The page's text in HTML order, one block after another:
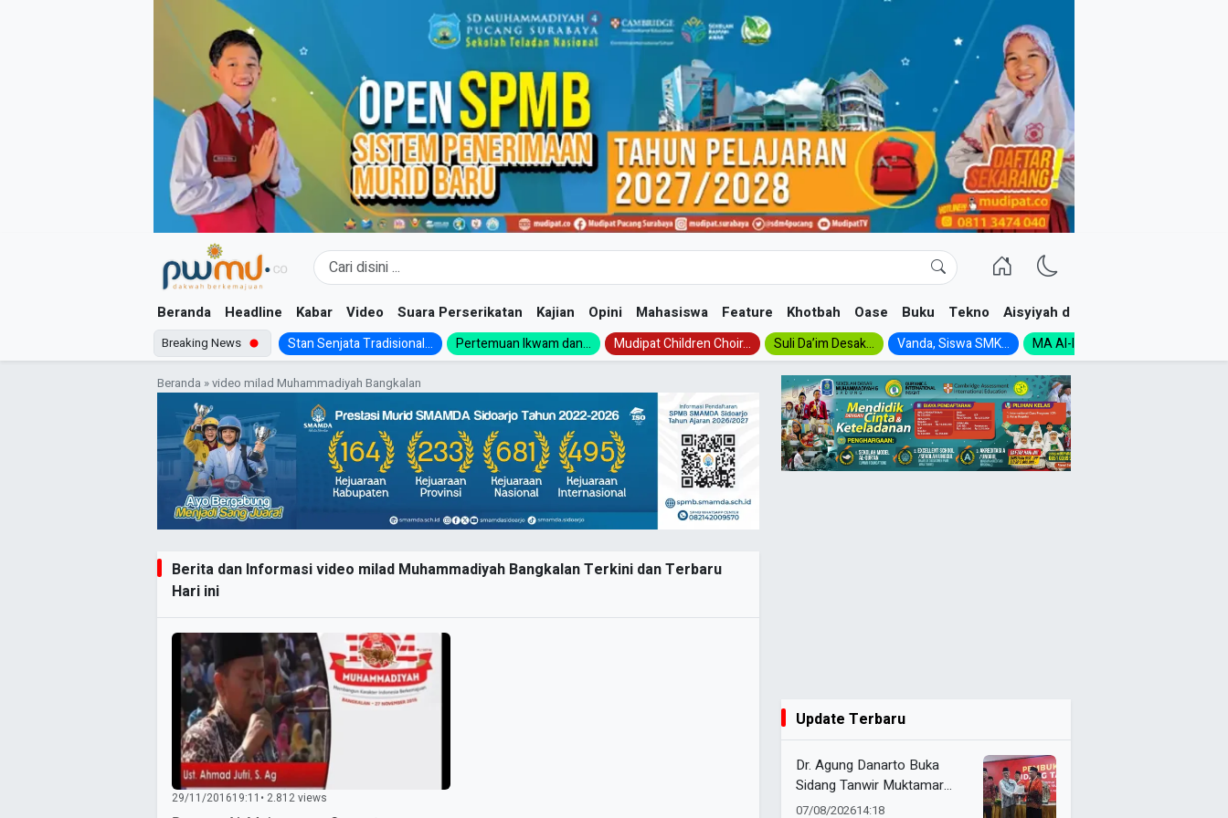
Beranda Headline Kabar Video Suara Perserikatan Kajian Opini Mahasiswa Feature Khotbah Oase Buku Tekno Aisyiyah dan NA
Breaking News Stan Senjata Tradisional... Pertemuan Ikwam dan... Mudipat Children Choir... Suli Da’im Desak... Vanda, Siswa SMK... MA Al-Ishlah Gelar...
Beranda »video milad Muhammadiyah Bangkalan
Berita dan Informasi video milad Muhammadiyah Bangkalan Terkini dan Terbaru
Hari ini
29/11/201619:11 • 2.812 views
Update Terbaru
Dr. Agung Danarto Buka
Sidang Tanwir Muktamar
Tapak Suci: “Tapak Suci
07/08/202614:18